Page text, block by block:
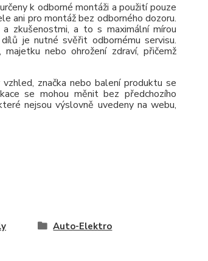
k odborné montáži a použití pouze
ani pro montáž bez odborného dozoru.
zkušenostmi, a to s maximální mírou
je nutné svěřit odbornému servisu.
nebo ohrožení zdraví, přičemž
značka nebo balení produktu se
se mohou měnit bez předchozího
nejsou výslovně uvedeny na webu,
Auto-Elektro